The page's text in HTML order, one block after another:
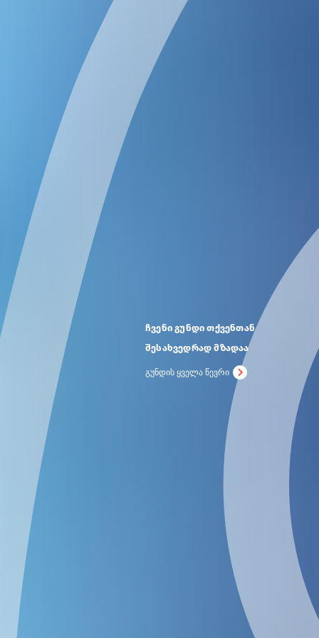
ჩვენი გუნდი თქვენთან
შესახვედრად მზადაა
გუნდის ყველა წევრი